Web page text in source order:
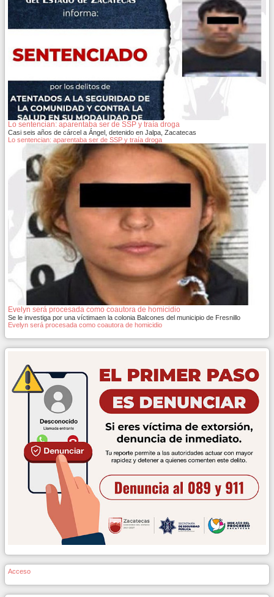
Lo sentencian: aparentaba ser de SSP y traía droga
Casi seis años de cárcel a Ángel, detenido en Jalpa, Zacatecas
Lo sentencian: aparentaba ser de SSP y traía droga
Evelyn será procesada como coautora de homicidio
Se le investiga por una víctimaen la colonia Balcones del municipio de Fresnillo
Evelyn será procesada como coautora de homicidio
Acceso